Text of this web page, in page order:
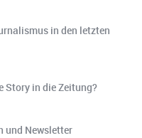
in den letzten
Story in die Zeitung?
und Newsletter